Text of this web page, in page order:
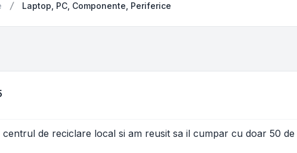
Laptop, PC, Componente, Periferice
de reciclare local si am reusit sa il cumpar cu doar 50